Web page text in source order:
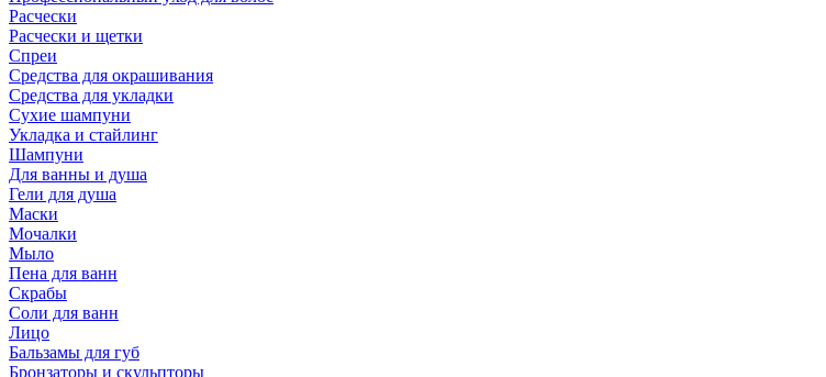
Расчески
Расчески и щетки
Спреи
Средства для окрашивания
Средства для укладки
Сухие шампуни
Укладка и стайлинг
Шампуни
Для ванны и душа
Гели для душа
Маски
Мочалки
Мыло
Пена для ванн
Скрабы
Соли для ванн
Лицо
Бальзамы для губ
Бронзаторы и скульпторы